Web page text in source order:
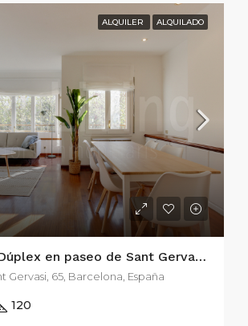
ALQUILER ALQUILADO
Alquiler de Dúplex en paseo de Sant Gervasi, 65
Gervasi, 65, Barcelona, España
120